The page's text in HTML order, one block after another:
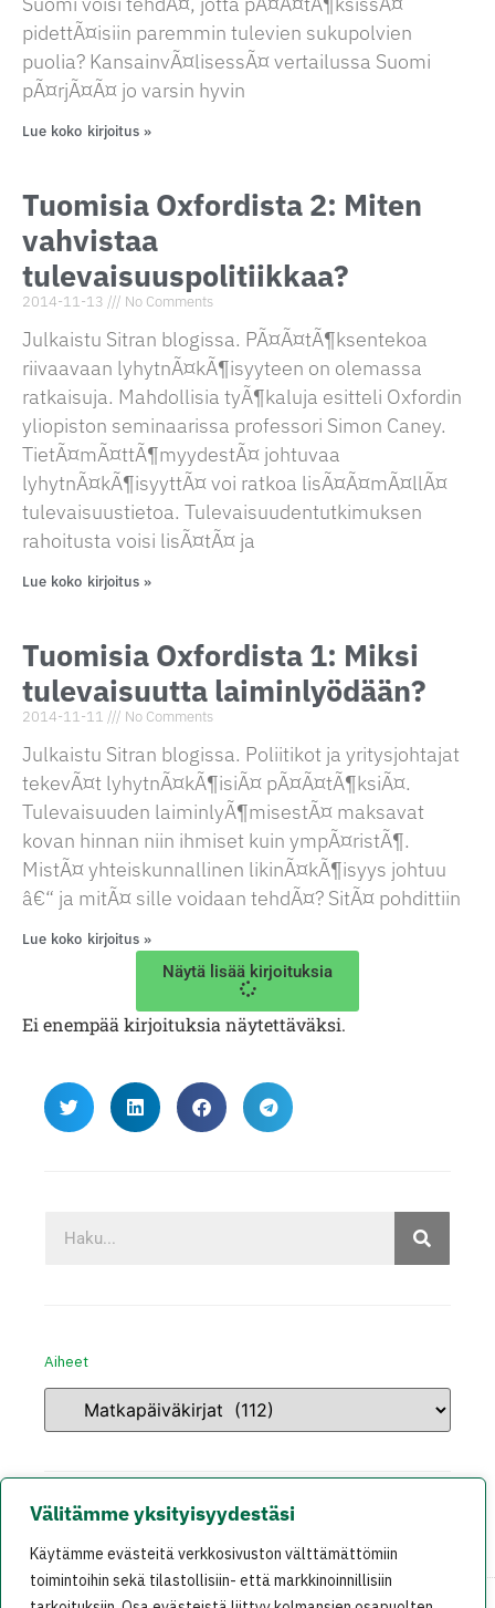
Välitämme yksityisyydestäsi
Käytämme evästeitä verkkosivuston välttämättömiin
toimintoihin sekä tilastollisiin- että markkinoinnillisiin
pidettÃ¤isiin paremmin tulevien sukupolvien
puolia? KansainvÃ¤lisessÃ¤ vertailussa Suomi
pÃ¤rjÃ¤Ã¤ jo varsin hyvin
Lue koko kirjoitus »
Tuomisia Oxfordista 2: Miten
vahvistaa
tulevaisuuspolitiikkaa?
2014-11-13 No Comments
Julkaistu Sitran blogissa. PÃ¤Ã¤tÃ¶ksentekoa
riivaavaan lyhytnÃ¤kÃ¶isyyteen on olemassa
ratkaisuja. Mahdollisia tyÃ¶kaluja esitteli Oxfordin
yliopiston seminaarissa professori Simon Caney.
TietÃ¤mÃ¤ttÃ¶myydestÃ¤ johtuvaa
lyhytnÃ¤kÃ¶isyyttÃ¤ voi ratkoa lisÃ¤Ã¤mÃ¤llÃ¤
tulevaisuustietoa. Tulevaisuudentutkimuksen
rahoitusta voisi lisÃ¤tÃ¤ ja
Lue koko kirjoitus »
Tuomisia Oxfordista 1: Miksi
tulevaisuutta laiminlyödään?
2014-11-11 No Comments
Julkaistu Sitran blogissa. Poliitikot ja yritysjohtajat
tekevÃ¤t lyhytnÃ¤kÃ¶isiÃ¤ pÃ¤Ã¤tÃ¶ksiÃ¤.
Tulevaisuuden laiminlyÃ¶misestÃ¤ maksavat
kovan hinnan niin ihmiset kuin ympÃ¤ristÃ¶.
MistÃ¤ yhteiskunnallinen likinÃ¤kÃ¶isyys johtuu
â€“ ja mitÃ¤ sille voidaan tehdÃ¤? SitÃ¤ pohdittiin
Lue koko kirjoitus »
Näytä lisää kirjoituksia
Ei enempää kirjoituksia näytettäväksi.
Aiheet